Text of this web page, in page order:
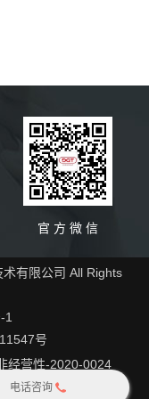
官 方 微 信
有限公司 All Rights
1
号
经营性-2020-0024
电话咨询